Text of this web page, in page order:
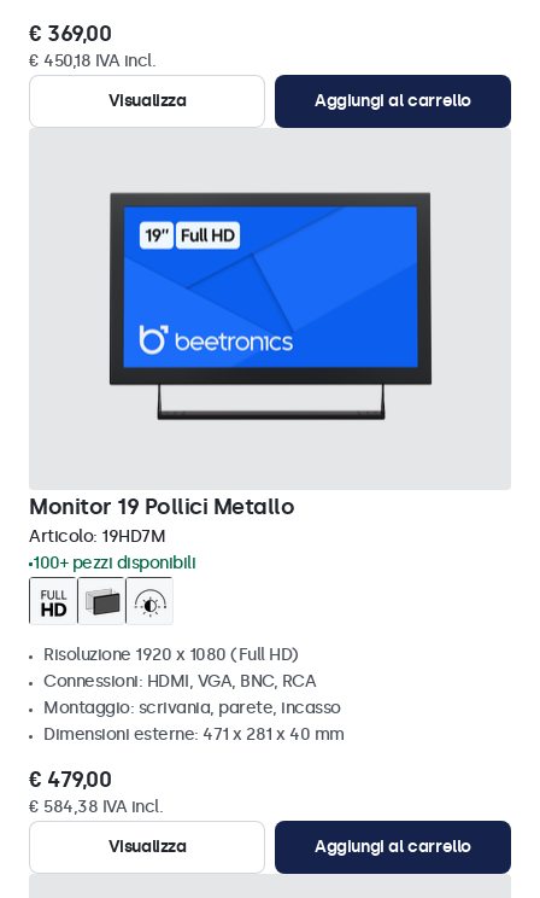
€ 369,00
€ 450,18 IVA incl.
Visualizza
Aggiungi al carrello
Monitor 19 Pollici Metallo
Articolo: 19HD7M
100+ pezzi disponibili
Risoluzione 1920 x 1080 (Full HD)
Connessioni: HDMI, VGA, BNC, RCA
Montaggio: scrivania, parete, incasso
Dimensioni esterne: 471 x 281 x 40 mm
€ 479,00
€ 584,38 IVA incl.
Visualizza
Aggiungi al carrello